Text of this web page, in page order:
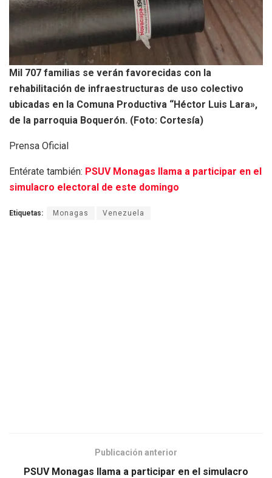
Mil 707 familias se verán favorecidas con la
rehabilitación de infraestructuras de uso colectivo
ubicadas en la Comuna Productiva “Héctor Luis Lara»,
de la parroquia Boquerón. (Foto: Cortesía)
Prensa Oficial
Entérate también: PSUV Monagas llama a participar en el
simulacro electoral de este domingo
Etiquetas: Monagas Venezuela
Publicación anterior
PSUV Monagas llama a participar en el simulacro